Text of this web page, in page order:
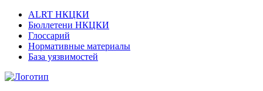
ALRT НКЦКИ
Бюллетени НКЦКИ
Глоссарий
Нормативные материалы
База уязвимостей